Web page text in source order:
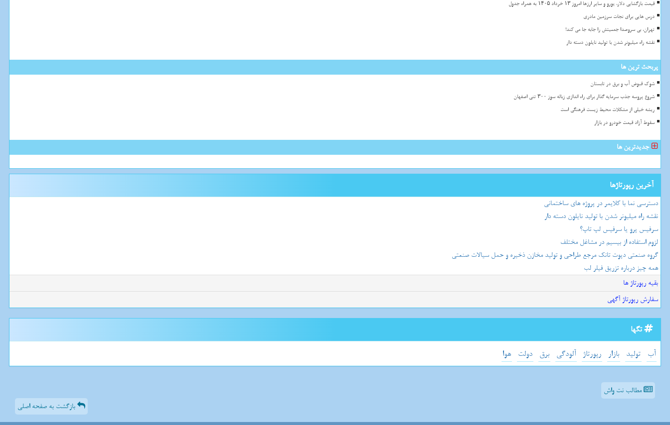
قیمت بازگشایی دلار، یورو و سایر ارزها امروز ۱۳ خرداد ۱۴۰۵ به همراه جدول
درس هایی برای نجات سرزمین مادری
تهران، بی سروصدا جمعیتش را جابه جا می کند!
نقشه راه میلیونر شدن با تولید نایلون دسته دار
پربحث ترین ها
شوک قبوض آب و برق در تابستان
شروع پروسه جذب سرمایه گذار برای راه اندازی زباله سوز ۳۰۰ تنی اصفهان
ریشه خیلی از مشکلات محیط زیست فرهنگی است
سقوط آزاد قیمت خودرو در بازار
جدیدترین ها
آخرین رپورتاژها
دسترسی نما با کلایمر در پروژه های ساختمانی
نقشه راه میلیونر شدن با تولید نایلون دسته دار
سرفیس پرو یا سرفیس لپ تاپ؟
لزوم استفاده از بیسیم در مشاغل مختلف
گروه صنعتی دپوت تانک مرجع طراحی و تولید مخازن ذخیره و حمل سیالات صنعتی
همه چیز درباره تزریق فیلر لب
بقیه رپورتاژ ها
سفارش رپورتاژ آگهی
تگها
آب تولید بازار رپورتاژ آلودگی برق دولت هوا
مطالب نت واش
بازگشت به صفحه اصلی